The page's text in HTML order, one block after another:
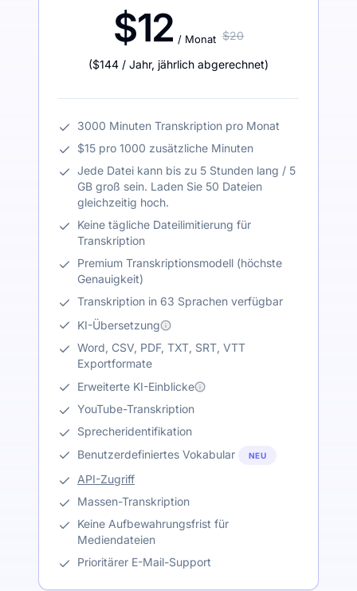
$12 / Monat $20
($144 / Jahr, jährlich abgerechnet)
3000 Minuten Transkription pro Monat
$15 pro 1000 zusätzliche Minuten
Jede Datei kann bis zu 5 Stunden lang / 5
GB groß sein. Laden Sie 50 Dateien
gleichzeitig hoch.
Keine tägliche Dateilimitierung für
Transkription
Premium Transkriptionsmodell (höchste
Genauigkeit)
Transkription in 63 Sprachen verfügbar
KI-Übersetzung
Word, CSV, PDF, TXT, SRT, VTT
Exportformate
Erweiterte KI-Einblicke
YouTube-Transkription
Sprecheridentifikation
Benutzerdefiniertes Vokabular
NEU
API-Zugriff
Massen-Transkription
Keine Aufbewahrungsfrist für
Mediendateien
Prioritärer E-Mail-Support